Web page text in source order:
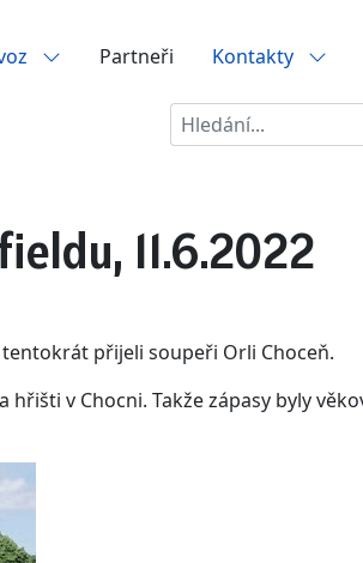
Partneři Kontakty
11.6.2022
přijeli soupeři Orli Choceň.
v Chocni. Takže zápasy byly